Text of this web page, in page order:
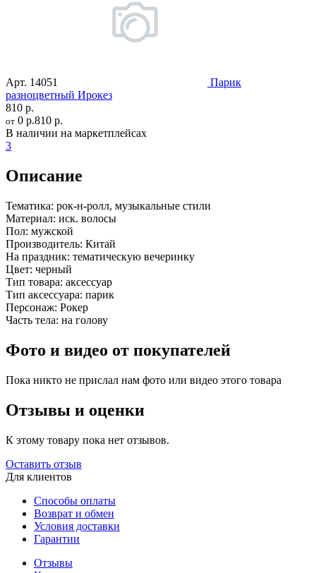
Арт. 14051
Парик
разноцветный Ирокез
810 р.
от 0 р.810 р.
В наличии на маркетплейсах
3
Описание
Тематика: рок-н-ролл, музыкальные стили
Материал: иск. волосы
Пол: мужской
Производитель: Китай
На праздник: тематическую вечеринку
Цвет: черный
Тип товара: аксессуар
Тип аксессуара: парик
Персонаж: Рокер
Часть тела: на голову
Фото и видео от покупателей
Пока никто не прислал нам фото или видео этого товара
Отзывы и оценки
К этому товару пока нет отзывов.
Оставить отзыв
Для клиентов
Способы оплаты
Возврат и обмен
Условия доставки
Гарантии
Отзывы